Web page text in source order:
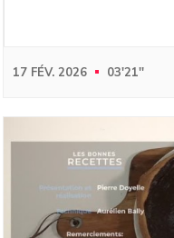
17 FÉV. 2026 03'21''